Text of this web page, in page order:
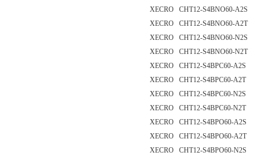
XECRO CHT12-S4BNO60-A2S
XECRO CHT12-S4BNO60-A2T
XECRO CHT12-S4BNO60-N2S
XECRO CHT12-S4BNO60-N2T
XECRO CHT12-S4BPC60-A2S
XECRO CHT12-S4BPC60-A2T
XECRO CHT12-S4BPC60-N2S
XECRO CHT12-S4BPC60-N2T
XECRO CHT12-S4BPO60-A2S
XECRO CHT12-S4BPO60-A2T
XECRO CHT12-S4BPO60-N2S